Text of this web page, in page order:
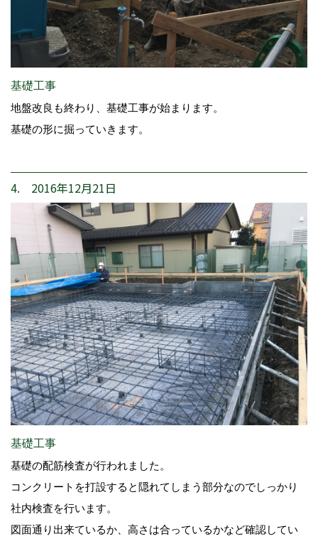
基礎工事
地盤改良も終わり、基礎工事が始まります。
基礎の形に掘っていきます。
4. 2016年12月21日
基礎工事
基礎の配筋検査が行われました。
コンクリートを打設すると隠れてしまう部分なのでしっかり
社内検査を行います。
図面通り出来ているか、高さは合っているかなど確認してい